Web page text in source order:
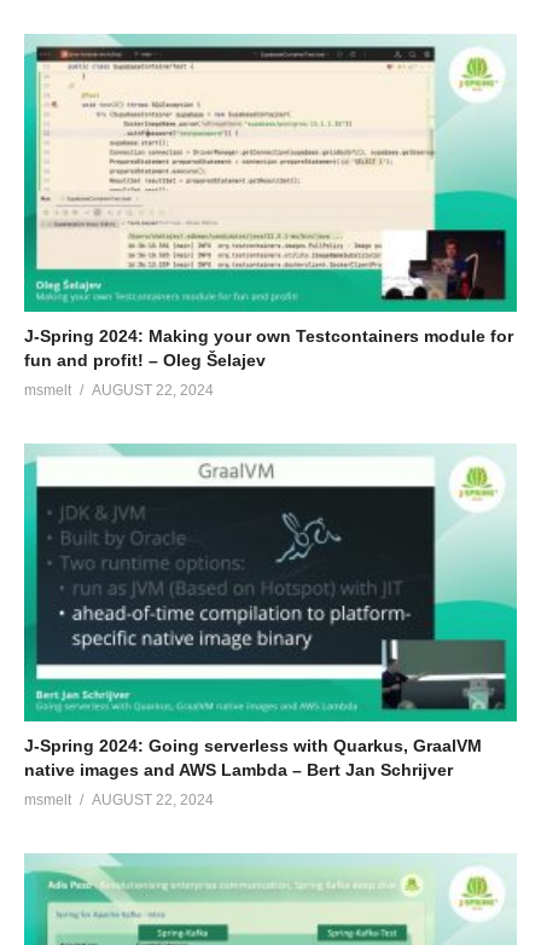
J-Spring 2024: Making your own Testcontainers module for
fun and profit! – Oleg Šelajev
msmelt AUGUST 22, 2024
J-Spring 2024: Going serverless with Quarkus, GraalVM
native images and AWS Lambda – Bert Jan Schrijver
msmelt AUGUST 22, 2024